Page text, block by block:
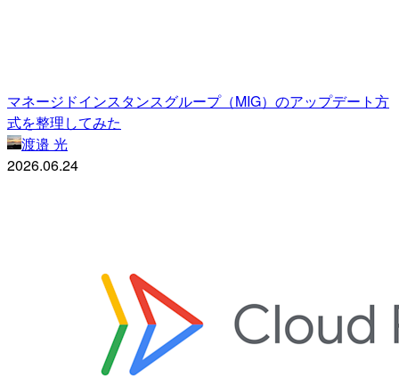
マネージドインスタンスグループ（MIG）のアップデート方
式を整理してみた
渡邉 光
2026.06.24